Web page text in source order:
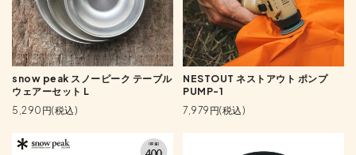
snow peak スノーピーク テーブル
ウェアーセット L
5,290円(税込)
NESTOUT ネストアウト ポンプ
PUMP-1
7,979円(税込)